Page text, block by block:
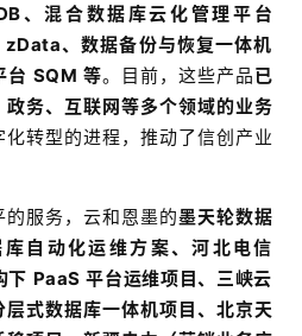
、混合数据库云化管理平台
、数据备份与恢复一体机
台 SQM 等。目前，这些产品已
务、互联网等多个领域的业务
化转型的进程，推动了信创产业
服务，云和恩墨的墨天轮数据
自动化运维方案、河北电信
PaaS 平台运维项目、三峡云
式数据库一体机项目、北京天